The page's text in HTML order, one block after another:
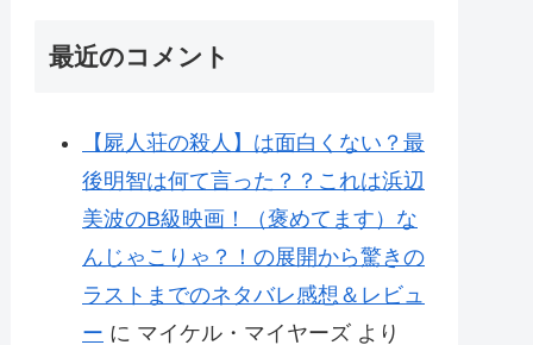
最近のコメント
【屍人荘の殺人】は面白くない？最
後明智は何て言った？？これは浜辺
美波のB級映画！（褒めてます）な
んじゃこりゃ？！の展開から驚きの
ラストまでのネタバレ感想＆レビュ
ー に マイケル・マイヤーズ より